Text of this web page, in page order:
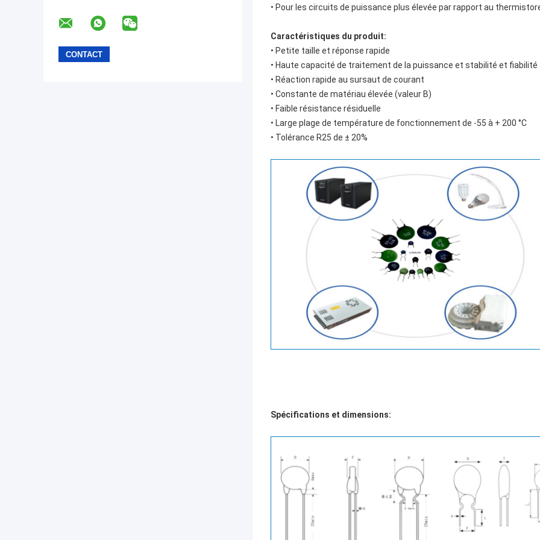
• Pour les circuits de puissance plus élevée par rapport au
Caractéristiques du produit:
• Petite taille et réponse rapide
• Haute capacité de traitement de la puissance et stabilité et fiabilité
• Réaction rapide au sursaut de courant
• Constante de matériau élevée (valeur B)
• Faible résistance résiduelle
• Large plage de température de fonctionnement de -55 à + 200 °C
• Tolérance R25 de ± 20%
Spécifications et dimensions: